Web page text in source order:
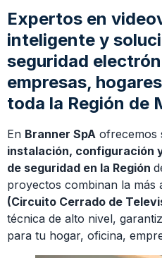
Expertos en
inteligente y
seguridad
empresas,
toda la Región de
En Branner SpA ofrecemos
instalación, configuración
de seguridad en la Región
proyectos combinan la más
(Circuito Cerrado de
técnica de alto nivel,
para tu hogar, oficina,